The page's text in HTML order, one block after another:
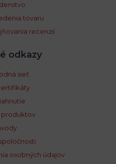
tovaru
recenzií
odkazy
sieť
produktov
osobných údajov